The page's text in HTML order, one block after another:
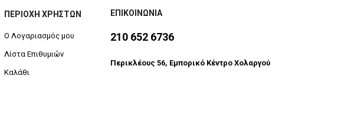
ΠΕΡΙΟΧΗ ΧΡΗΣΤΩΝ
Ο Λογαριασμός μου
Λίστα Επιθυμιών
Καλάθι
ΕΠΙΚΟΙΝΩΝΙΑ
210 652 6736
Περικλέους 56, Εμπορικό Κέντρο Χολαργού